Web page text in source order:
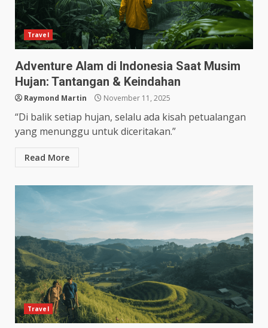
Travel
Adventure Alam di Indonesia Saat Musim
Hujan: Tantangan & Keindahan
Raymond Martin November 11, 2025
“Di balik setiap hujan, selalu ada kisah petualangan
yang menunggu untuk diceritakan.”
Read More
Travel